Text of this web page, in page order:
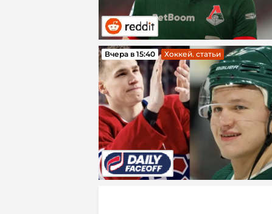
Вчера в 15:40 Хоккей. статьи